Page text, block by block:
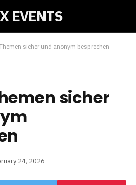
EVENTS
sicher und anonym besprechen
sicher
24, 2026